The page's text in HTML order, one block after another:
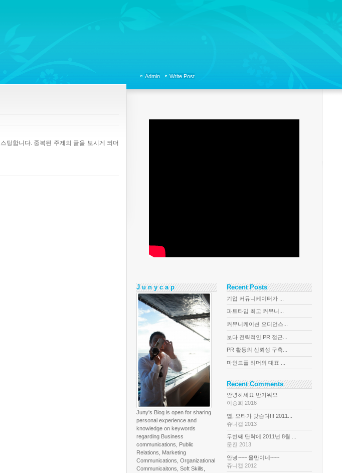
팅합니다. 중복된 주제의 글을 보시게 되더
Admin Write Post
J u n y c a p
Juny's Blog is open for sharing
personal experience and
knowledge on keywords
regarding Business
communications, Public
Relations, Marketing
Communications, Organizational
Communicaitons, Soft Skills,
Recent Posts
기업 커뮤니케이터가 ...
파트타임 최고 커뮤니...
커뮤니케이션 오디언스...
보다 전략적인 PR 접근...
PR 활동의 신뢰성 구축...
마인드풀 리더의 대표 ...
Recent Comments
안녕하세요 반가워요
이승희 2016
옙, 오타가 맞슴다!!! 2011...
쥬니캡 2013
두번째 단락에 2011년 8월 ...
문진 2013
안녕~~~ 올만이네~~~
쥬니캡 2012